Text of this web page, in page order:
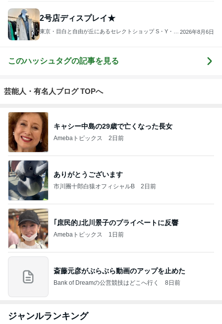
2号店ディスプレイ★
東京・目白と自由が丘にあるセレクトショップ S・Y・
2026年8月6日
このハッシュタグの記事を見る
芸能人・有名人ブログ TOPへ
キャシー中島の29歳で亡くなった長女
Amebaトピックス 2日前
ありがとうございます
市川團十郎白猿オフィシャルB 2日前
｢庶民的｣北川景子のプライベートに反響
Amebaトピックス 1日前
斎藤元彦がぶらぶら動画のアップを止めた
Bank of Dreamの公営競技はどこへ行く 8日前
ジャンルランキング